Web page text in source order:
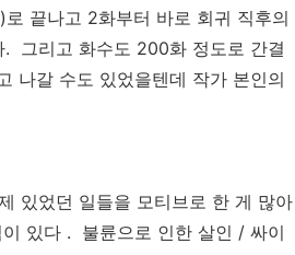
끝나고 2화부터 바로 회귀 직후의
. 그리고 화수도 200화 정도로 간결
나갈 수도 있었을텐데 작가 본인의
있었던 일들을 모티브로 한 게 많아
있다 . 불륜으로 인한 살인 / 싸이